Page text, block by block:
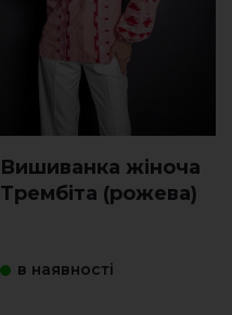
Вишиванка жіноча
Трембіта (рожева)
в наявності